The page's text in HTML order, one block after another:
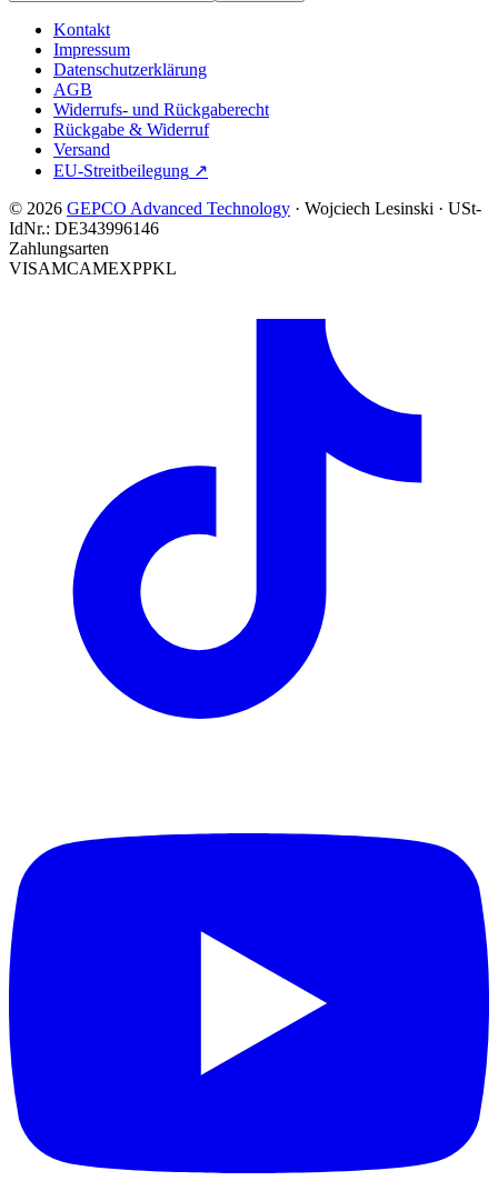
Kontakt
Impressum
Datenschutzerklärung
AGB
Widerrufs- und Rückgaberecht
Rückgabe & Widerruf
Versand
EU-Streitbeilegung ↗
© 2026 GEPCO Advanced Technology · Wojciech Lesinski · USt-
IdNr.: DE343996146
Zahlungsarten
VISAMCAMEXPPKL